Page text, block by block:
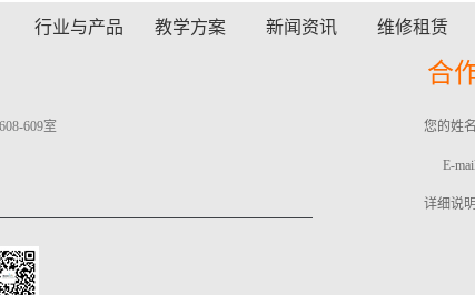
行业与产品 教学方案 新闻资讯 维修租赁
609室
您的姓名
E-mail
详细说明
合